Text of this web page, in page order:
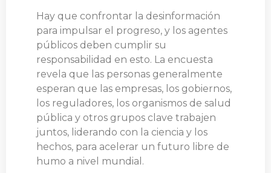
Hay que confrontar la desinformación
para impulsar el progreso, y los agentes
públicos deben cumplir su
responsabilidad en esto. La encuesta
revela que las personas generalmente
esperan que las empresas, los gobiernos,
los reguladores, los organismos de salud
pública y otros grupos clave trabajen
juntos, liderando con la ciencia y los
hechos, para acelerar un futuro libre de
humo a nivel mundial.